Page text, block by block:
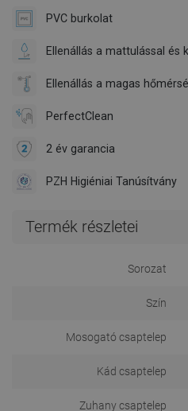
PVC burkolat
Ellenállás a mattulással és
Ellenállás a magas
PerfectClean
2 év garancia
PZH Higiéniai Tanúsítvány
Termék részletei
Sorozat
Szín
Mosogató csaptelep
Kád csaptelep
Zuhany csaptelep